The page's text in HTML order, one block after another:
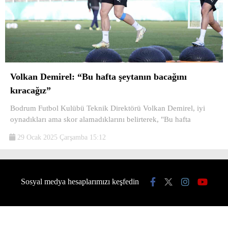
Volkan Demirel: “Bu hafta şeytanın bacağını
kıracağız”
Bodrum Futbol Kulübü Teknik Direktörü Volkan Demirel, iyi
oynadıkları ama skor alamadıklarını belirterek, "Bu hafta
29 Ocak 2025 Çarşamba 15:12
Sosyal medya hesaplarımızı keşfedin